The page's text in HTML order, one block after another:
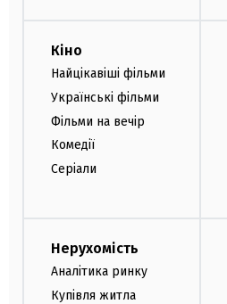
Кіно
Найцікавіші фільми
Українські фільми
Фільми на вечір
Комедії
Серіали
Нерухомість
Аналітика ринку
Купівля житла